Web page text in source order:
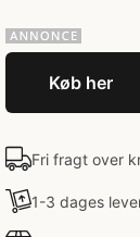
Køb her
Fri fragt over
1-3 dages